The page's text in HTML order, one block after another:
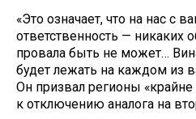
«Это означает, что на нас с
ответственность — никаких
провала быть не может…
будет лежать на каждом из
Он призвал регионы
к отключению аналога на